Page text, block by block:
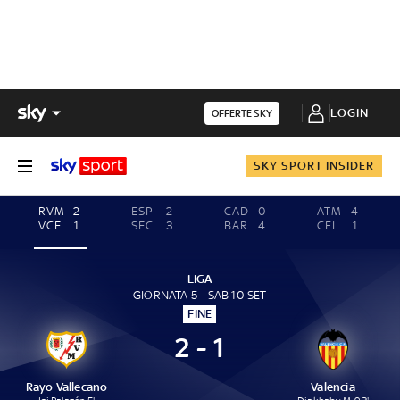
OFFERTE SKY LOGIN
SKY SPORT INSIDER
RVM
2
VCF
1
ESP
2
SFC
3
CAD
0
BAR
4
ATM
4
CEL
1
LIGA
GIORNATA 5 - SAB 10 SET
FINE
Rayo Vallecano
2 - 1
Valencia